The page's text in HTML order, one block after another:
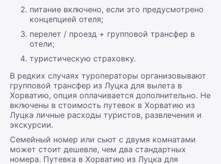
питание включено, если это предусмотрено
концепцией отеля;
перелет / проезд + групповой трансфер в
отели;
туристическую страховку.
В редких случаях туроператоры организовывают
групповой трансфер из Луцка для вылета в
Хорватию, опция оплачивается дополнительно. Не
включены в стоимость путевок в Хорватию из
Луцка личные расходы туристов, развлечения и
экскурсии.
Семейный номер или сьют с двумя комнатами
может стоит дешевле, чем два стандартных
номера. Путевка в Хорватию из Луцка для